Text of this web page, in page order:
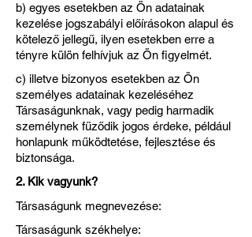
b) egyes esetekben az Ön adatainak
kezelése jogszabályi előírásokon alapul és
kötelező jellegű, ilyen esetekben erre a
tényre külön felhívjuk az Ön figyelmét.
c) illetve bizonyos esetekben az Ön
személyes adatainak kezeléséhez
Társaságunknak, vagy pedig harmadik
személynek fűződik jogos érdeke, például
honlapunk működtetése, fejlesztése és
biztonsága.
2. Kik vagyunk?
Társaságunk megnevezése:
Társaságunk székhelye: